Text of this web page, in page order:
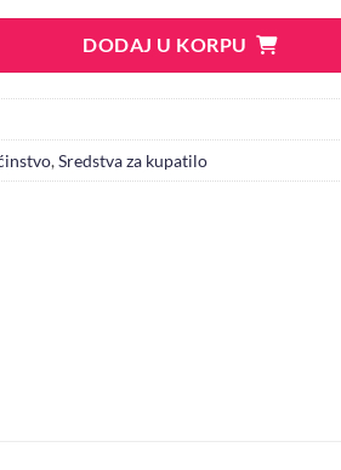
DODAJ U KORPU
,Sredstva za kupatilo